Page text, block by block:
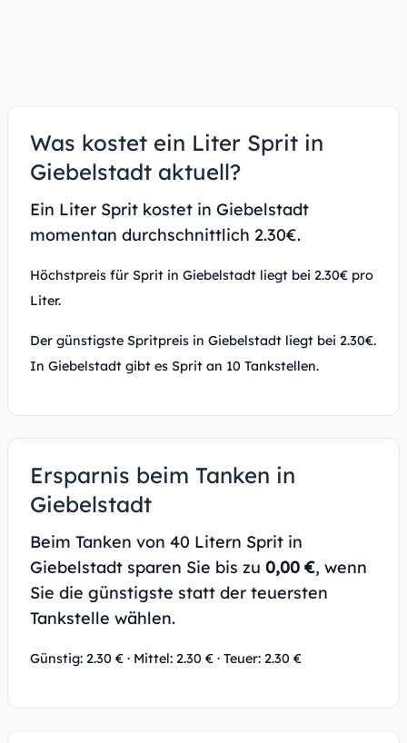
Was kostet ein Liter Sprit in
Giebelstadt aktuell?
Ein Liter Sprit kostet in Giebelstadt
momentan durchschnittlich 2.30€.
Höchstpreis für Sprit in Giebelstadt liegt bei 2.30€ pro
Liter.
Der günstigste Spritpreis in Giebelstadt liegt bei 2.30€.
In Giebelstadt gibt es Sprit an 10 Tankstellen.
Ersparnis beim Tanken in
Giebelstadt
Beim Tanken von 40 Litern Sprit in
Giebelstadt sparen Sie bis zu 0,00 €, wenn
Sie die günstigste statt der teuersten
Tankstelle wählen.
Günstig: 2.30 € · Mittel: 2.30 € · Teuer: 2.30 €